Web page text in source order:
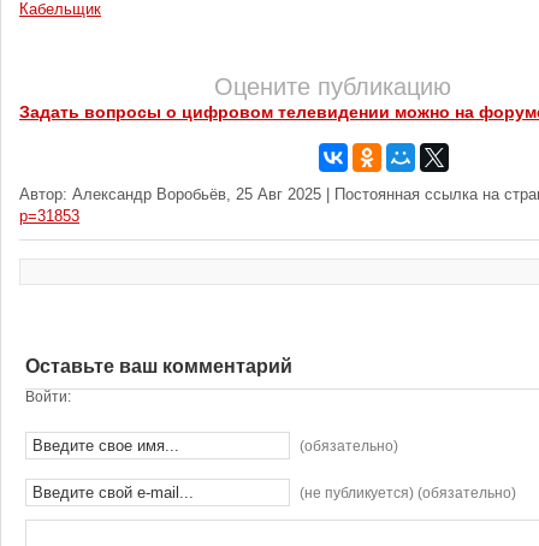
Кабельщик
Оцените публикацию
Задать вопросы о цифровом телевидении можно на
Автор: Александр Воробьёв, 25 Авг 2025 | Постоянная ссылка на
p=31853
Оставьте ваш комментарий
Войти:
(обязательно)
(не публикуется) (обязательно)